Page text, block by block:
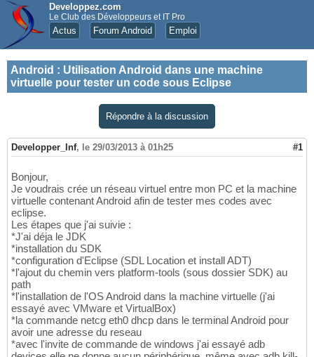
Developpez.com
Le Club des Développeurs et IT Pro
Actus Forum Android Emploi
Android : Utilisation Android dans une machine
virtuelle pour tester un code sous Eclipse
Répondre à la discussion
Developper_Inf, le 29/03/2013 à 01h25 #1
Bonjour,
Je voudrais crée un réseau virtuel entre mon PC et la machine
virtuelle contenant Android afin de tester mes codes avec
eclipse.
Les étapes que j'ai suivie :
*J'ai déja le JDK
*installation du SDK
*configuration d'Eclipse (SDL Location et install ADT)
*l'ajout du chemin vers platform-tools (sous dossier SDK) au
path
*l'installation de l'OS Android dans la machine virtuelle (j'ai
essayé avec VMware et VirtualBox)
*la commande netcg eth0 dhcp dans le terminal Android pour
avoir une adresse du reseau
*avec l'invite de commande de windows j'ai essayé adb